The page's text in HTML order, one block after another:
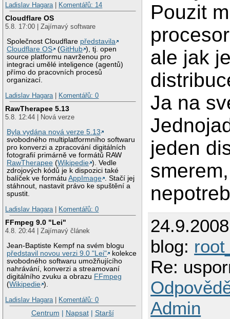
Ladislav Hagara | Komentářů: 14
Cloudflare OS
5.8. 17:00 | Zajímavý software
Společnost Cloudflare představila
Cloudflare OS
(GitHub ), tj. open
source platformu navrženou pro
integraci umělé inteligence (agentů)
přímo do pracovních procesů
organizací.
Ladislav Hagara | Komentářů: 0
RawTherapee 5.13
5.8. 12:44 | Nová verze
Byla vydána nová verze 5.13
svobodného multiplatformního softwaru
pro konverzi a zpracování digitálních
fotografií primárně ve formátů RAW
RawTherapee (Wikipedie ). Vedle
zdrojových kódů je k dispozici také
balíček ve formátuAppImage
. Stačí jej
stáhnout, nastavit právo ke spuštění a
spustit.
Ladislav Hagara | Komentářů: 0
FFmpeg 9.0 "Lei"
4.8. 20:44 | Zajímavý článek
Jean-Baptiste Kempf na svém blogu
představil novou verzi 9.0 "Lei"
kolekce
svobodného softwaru umožňujícího
nahrávání, konverzi a streamovaní
digitálního zvuku a obrazu FFmpeg
(Wikipedie ).
Ladislav Hagara | Komentářů: 0
Centrum | Napsat| Starší
Pouzit
ale jak
Ja na
jeden
blog:
Re:
Admin